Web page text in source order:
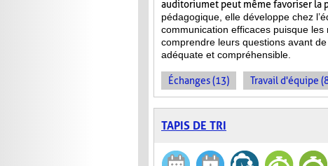
auditorium et peut même favoriser la
pédagogique, elle développe chez
communication efficaces puisque
comprendre leurs questions avant
adéquate et compréhensible.
Échanges (13) Travail d'équipe
TAPIS DE TRI